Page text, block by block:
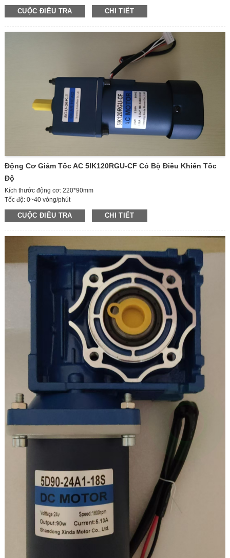
Kích thước động cơ: 130*90mm
Tốc độ động cơ: 1850-2200 vòng/phút
Trục ra: trục đơn/trục đôi
Hướng xoay: ccw/cw
CUỘC ĐIỀU TRA CHI TIẾT
Động Cơ Giảm Tốc AC 5IK120RGU-CF Có Bộ Điều Khiển Tốc
Độ
Kích thước động cơ: 220*90mm
Tốc độ: 0~40 vòng/phút
Điện áp: 220V
Công suất: 120W
Tốc độ trục: 0~40 vòng/phút
Dòng điện: 0,87A
Mô-men xoắn cực đại: 180KG.CM
Kích thước trục ra: 30*15mm
Điều chỉnh tốc độ: có thể điều chỉnh
Có thể đảo ngược chiều quay: Có
CUỘC ĐIỀU TRA CHI TIẾT